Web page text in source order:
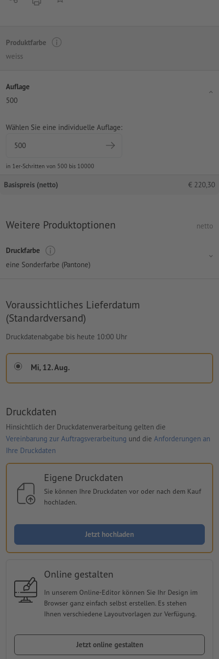
Produktfarbe
weiss
Auflage
500
Wählen Sie eine individuelle Auflage:
in 1er-Schritten von 500 bis 10000
Basispreis (netto) € 220,30
Weitere Produktoptionen netto
Druckfarbe
eine Sonderfarbe (Pantone)
Voraussichtliches Lieferdatum
(Standardversand)
Druckdatenabgabe bis heute 10:00 Uhr
Mi, 12. Aug.
Druckdaten
Hinsichtlich der Druckdatenverarbeitung gelten die
Vereinbarung zur Auftragsverarbeitung und die Anforderungen an
Ihre Druckdaten
Eigene Druckdaten
Sie können Ihre Druckdaten vor oder nach dem Kauf
hochladen.
Jetzt hochladen
Online gestalten
In unserem Online-Editor können Sie Ihr Design im
Browser ganz einfach selbst erstellen. Es stehen
Ihnen verschiedene Layoutvorlagen zur Verfügung.
Jetzt online gestalten